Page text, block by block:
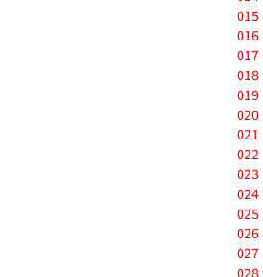
015
016
017
018
019
020
021
022
023
024
025
026
027